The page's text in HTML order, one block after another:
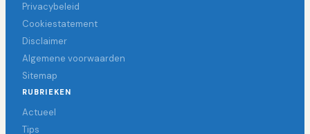
Privacybeleid
Cookiestatement
Disclaimer
Algemene voorwaarden
Sitemap
RUBRIEKEN
Actueel
Tips